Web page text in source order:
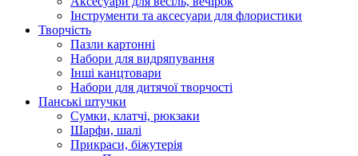
Інструменти та аксесуари для флористики
Творчість
Пазли картонні
Набори для видряпування
Інші канцтовари
Набори для дитячої творчості
Панські штучки
Сумки, клатчі, рюкзаки
Шарфи, шалі
Прикраси, біжутерія